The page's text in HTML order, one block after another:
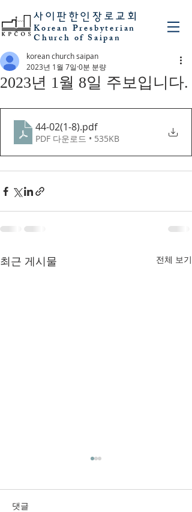
사이판 한인장로교회
Korean Presbyterian
Church of Saipan
2023년 1월 8일 주보입니다.
korean church saipan
2023년 1월 7일 0분 분량
44-02(1-8).pdf
PDF 다운로드 • 535KB
최근 게시물 전체 보기
댓글